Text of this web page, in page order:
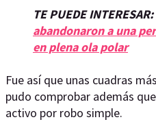
TE PUEDE INTERESAR:
abandonaron a una
en plena ola polar
Fue así que unas cuadras
pudo comprobar además
activo por robo simple.